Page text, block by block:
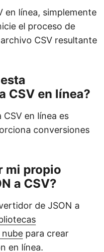
en línea, simplemente
el proceso de
CSV resultante
CSV en línea?
en línea es
conversiones
mi propio
a CSV?
de JSON a
nube para crear
en línea.